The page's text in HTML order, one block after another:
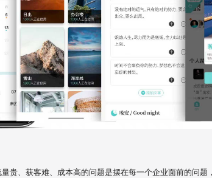
贵、获客难、成本高的问题是摆在每一个企业面前的问